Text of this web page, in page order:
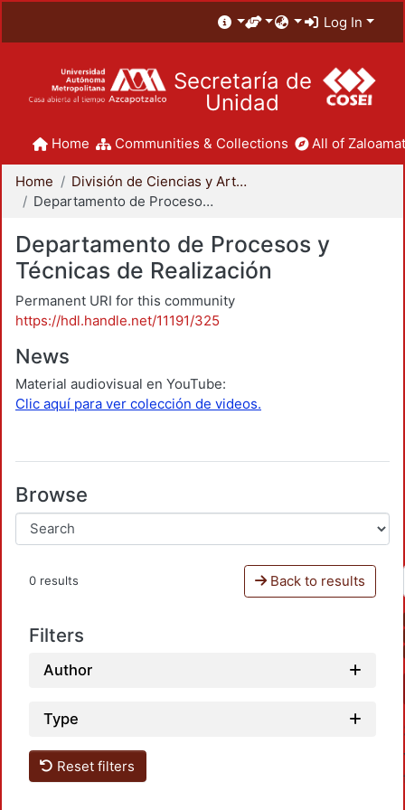
Log In
Secretaría de
Unidad
Home Communities & Collections All of
Home
División de Ciencias y Artes para el Diseño
Departamento de Procesos y Técnicas de Realización
Departamento de Procesos y
Técnicas de Realización
Permanent URI for this community
https://hdl.handle.net/11191/325
News
Material audiovisual en YouTube:
Clic aquí para ver colección de videos.
Browse
0 results Back to results
Filters
Author
Type
Reset filters